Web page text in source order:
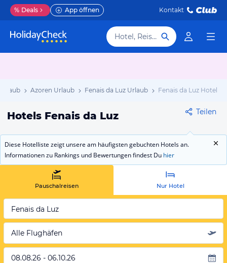
% Deals App öffnen Kontakt
Hotel, Reiseziel
Azoren Urlaub Fenais da Luz Urlaub Fenais da Luz Hotels
Hotels Fenais da Luz Teilen
Diese Hotelliste zeigt unsere am häufigsten gebuchten Hotels an.
Informationen zu Rankings und Bewertungen findest Du hier
Pauschalreisen Nur Hotel
Fenais da Luz
Alle Flughäfen
08.08.26 - 06.10.26